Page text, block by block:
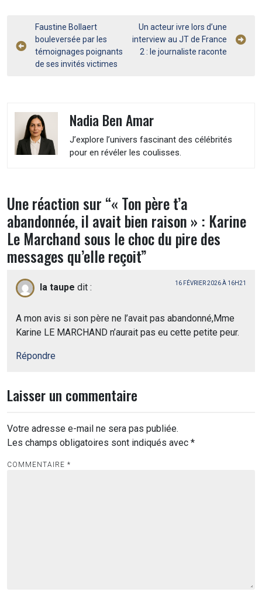
Navigation
de
l’article
Faustine Bollaert
bouleversée par les
témoignages poignants
de ses invités victimes
Un acteur ivre lors d’une
interview au JT de France
2 : le journaliste raconte
Nadia Ben Amar
J’explore l’univers fascinant des célébrités
pour en révéler les coulisses.
Une réaction sur “« Ton père t’a
abandonnée, il avait bien raison » : Karine
Le Marchand sous le choc du pire des
messages qu’elle reçoit”
la taupe dit : 16 FÉVRIER 2026 À 16H21
A mon avis si son père ne l’avait pas abandonné,Mme
Karine LE MARCHAND n’aurait pas eu cette petite peur.
Répondre
Laisser un commentaire
Votre adresse e-mail ne sera pas publiée.
Les champs obligatoires sont indiqués avec *
COMMENTAIRE *